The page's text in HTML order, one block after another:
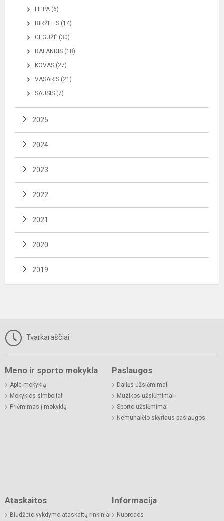
LIEPA (6)
BIRŽELIS (14)
GEGUŽĖ (30)
BALANDIS (18)
KOVAS (27)
VASARIS (21)
SAUSIS (7)
2025
2024
2023
2022
2021
2020
2019
Tvarkaraščiai
Meno ir sporto mokykla
Apie mokyklą
Mokyklos simboliai
Priėmimas į mokyklą
Paslaugos
Dailės užsiėmimai
Muzikos užsiėmimai
Sporto užsiėmimai
Nemunaičio skyriaus paslaugos
Ataskaitos
Biudžeto vykdymo ataskaitų rinkiniai
Informacija
Nuorodos